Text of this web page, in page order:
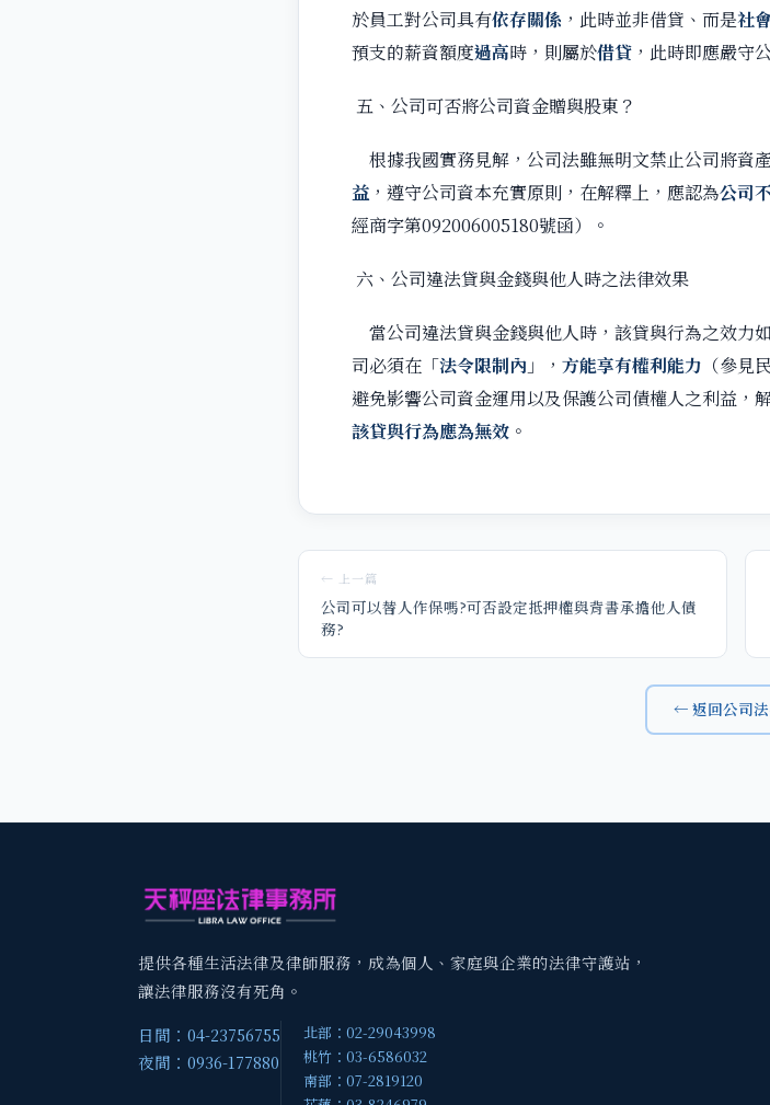
於員工對公司具有依存關係 ，此時並非借貸、而是社
預支的薪資額度過高時，則屬於借貸 ，此時即應嚴守
五、公司可否將公司資金贈與股東？
根據我國實務見解，公司法雖無明文禁止公司將資
益 ，遵守公司資本充實原則，在解釋上，應認為公司
經商字第092006005180號函）。
六、公司違法貸與金錢與他人時之法律效果
當公司違法貸與金錢與他人時，該貸與行為之效力
司必須在「法令限制內 」， 方能享有權利能力 （參見
避免影響公司資金運用以及保護公司債權人之利益，
該貸與行為應為無效 。
← 上一篇
公司可以替人作保嗎?可否設定抵押權與背書承擔他人債
務?
← 返回公司
提供各種生活法律及律師服務，成為個人、家庭與企業的法律守護站，
讓法律服務沒有死角。
日間：04-23756755
夜間：0936-177880
北部：02-29043998
桃竹：03-6586032
南部：07-2819120